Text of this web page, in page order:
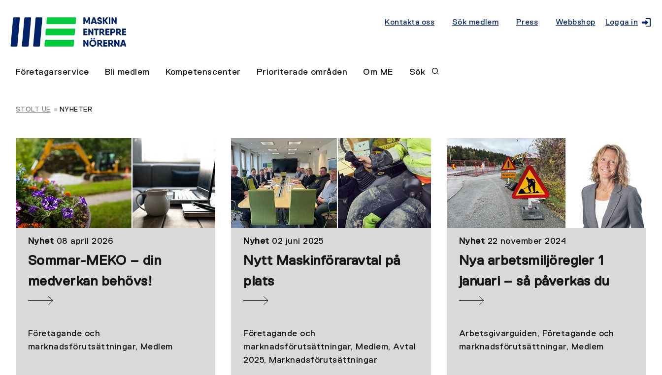
Kontakta oss Sök medlem Press Webbshop Logga in
Företagarservice Bli medlem Kompetenscenter Prioriterade områden Om ME Sök
STOLT UE NYHETER
Nyhet 08 april 2026
Sommar-MEKO – din
medverkan behövs!
Företagande och
marknadsförutsättningar, Medlem
Nyhet 02 juni 2025
Nytt Maskinföraravtal på
plats
Företagande och
marknadsförutsättningar, Medlem, Avtal
2025, Marknadsförutsättningar
Nyhet 22 november 2024
Nya arbetsmiljöregler 1
januari – så påverkas du
Arbetsgivarguiden, Företagande och
marknadsförutsättningar, Medlem